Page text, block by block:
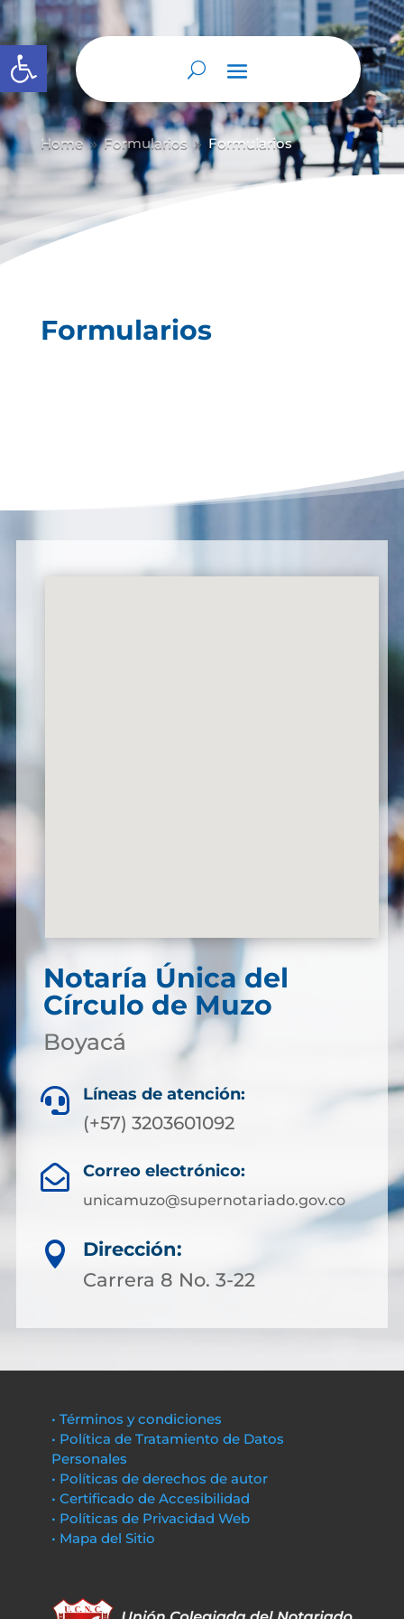
Abrir barra de herramientas
Home 9 Formularios 9 Formularios
Formularios
Notaría Única del
Círculo de Muzo
Boyacá
 Líneas de atención:
(+57) 3203601092
 Correo electrónico:
unicamuzo@supernotariado.gov.co

Dirección:
Carrera 8 No. 3-22
• Términos y condiciones
• Política de Tratamiento de Datos
Personales
• Políticas de derechos de autor
• Certificado de Accesibilidad
• Políticas de Privacidad Web
• Mapa del Sitio